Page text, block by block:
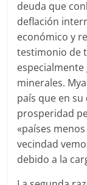
deuda que
deflación
económico y
testimonio de
minerales.
país que en
prosperidad
«países
vecindad
debido a la